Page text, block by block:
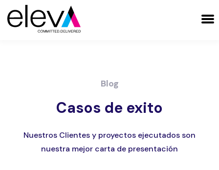
Blog
Casos de exito
Nuestros Clientes y proyectos ejecutados son
nuestra mejor carta de presentación